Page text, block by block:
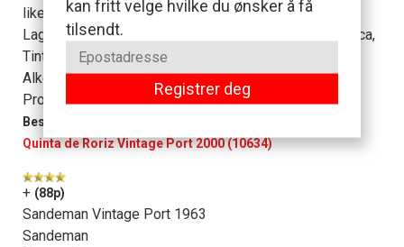
kan fritt velge hvilke du ønsker å få
tilsendt.
Registrer deg
likevel vil holde fint i 10 år til. Verd prisen. (2000)
Laget av: Touriga Nacional, Touriga Franca, Tinta Barroca,
Tinta Roriz, Tinto Cão
Alkoholinnhold: 20,0% vol.
Produksjon/lagring hos produsent: 18 md. fatlagring
Bestill her:
Quinta de Roriz Vintage Port 2000 (10634)
+ (88p)
Sandeman Vintage Port 1963
Sandeman